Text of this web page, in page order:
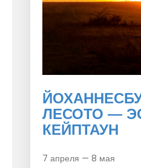
ЛЕСОТО —
КЕЙПТАУН
7 апреля — 8 мая